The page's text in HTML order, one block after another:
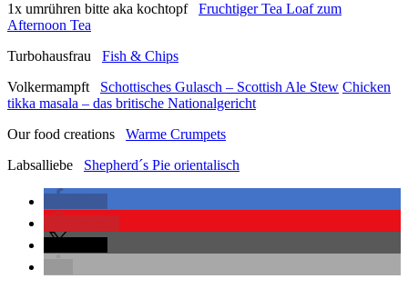
1x umrühren bitte aka kochtopf Fruchtiger Tea Loaf zum
Afternoon Tea
Turbohausfrau Fish & Chips
Volkermampft Schottisches Gulasch – Scottish Ale Stew Chicken
tikka masala – das britische Nationalgericht
Our food creations Warme Crumpets
Labsalliebe Shepherd´s Pie orientalisch